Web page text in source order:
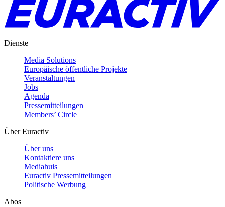
Dienste
Media Solutions
Europäische öffentliche Projekte
Veranstaltungen
Jobs
Agenda
Pressemitteilungen
Members’ Circle
Über Euractiv
Über uns
Kontaktiere uns
Mediahuis
Euractiv Pressemitteilungen
Politische Werbung
Abos